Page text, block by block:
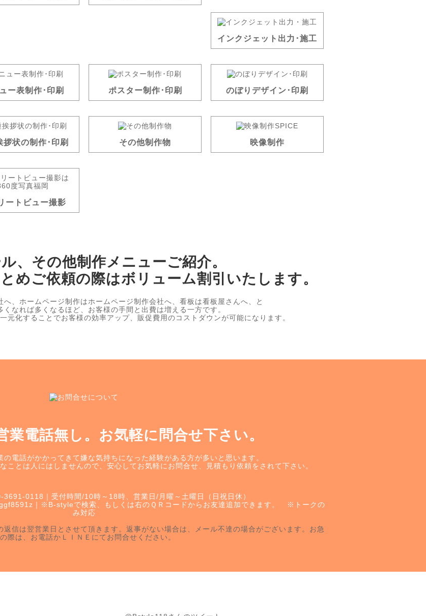
インクジェット出力･施工
ー表制作･印刷 ポスター制作･印刷 のぼりデザイン･印刷
拶状の制作･印刷 その他制作物 映像制作
ートビュー撮影
、その他制作メニューご紹介。
めご依頼の際はボリューム割引いたします。
へ、ホームページ制作はホームページ制作会社へ、看板は看板屋さんへ、と
くなれば多くなるほど、お客様の手間と出費は増える一方です。
元化することでお客様の効率アップ、販促費用のコストダウンが可能になります。
業電話無し。お気軽に問合せ下さい。
電話がかかってきて嫌な気持ちになった経験がある方が多いと思います。
ことは人にはしませんので、安心してお気軽にお問合せ、見積もり依頼をされて下さい。